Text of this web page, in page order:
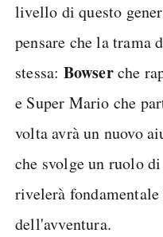
livello di questo
pensare che la trama
stessa: Bowserche
e Super Mario che
volta avrà un nuovo
che svolge un ruolo
rivelerà
dell'avventura.